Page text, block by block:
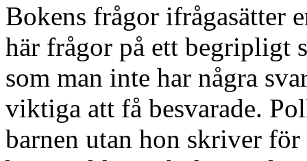
Bokens frågor ifrågasätter
här frågor på ett begripligt
som man inte har några
viktiga att få besvarade.
barnen utan hon skriver